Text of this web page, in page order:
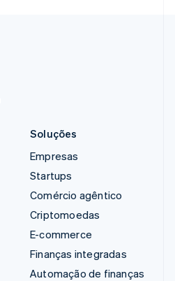
Soluções
Empresas
Startups
Comércio agêntico
Criptomoedas
E-commerce
Finanças integradas
Automação de finanças